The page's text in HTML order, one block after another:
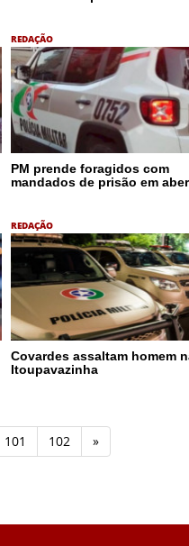
REDAÇÃO
PM prende foragidos com
mandados de prisão em
REDAÇÃO
Covardes assaltam homem
Itoupavazinha
101 102 »